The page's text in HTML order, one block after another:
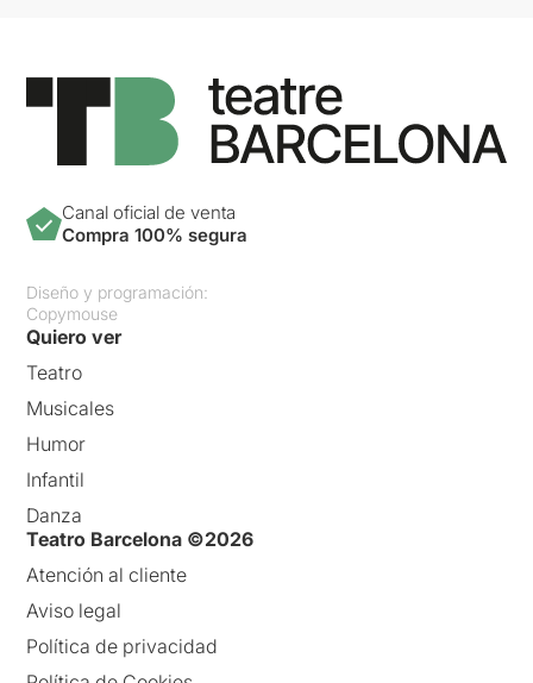
Canal oficial de venta
Compra 100% segura
Diseño y programación:
Copymouse
Quiero ver
Teatro
Musicales
Humor
Infantil
Danza
Teatro Barcelona ©2026
Atención al cliente
Aviso legal
Política de privacidad